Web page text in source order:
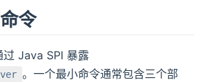
令
Java SPI 暴露
。一个最小命令通常包含三个部